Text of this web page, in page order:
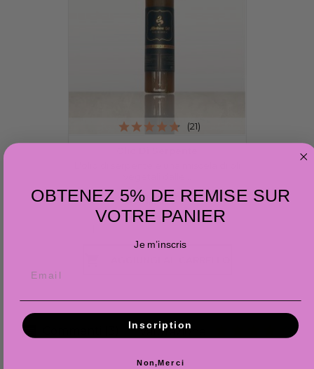
Prezzo
41,90 €
(21)
Valutazione
OBTENEZ 5% DE REMISE SUR
VOTRE PANIER
Je m’inscris
Inscription
Non,Merci